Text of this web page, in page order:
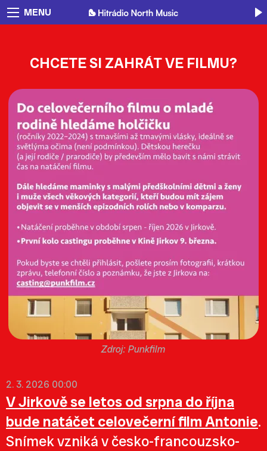
MENU
CHCETE SI ZAHRÁT VE FILMU?
Punkfilm
2. 3. 2026 00:00
V Jirkově se letos od srpna do října
bude natáčet celovečerní film Antonie.
Snímek vzniká v česko-francouzsko-